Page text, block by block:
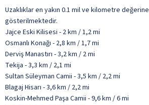
Uzaklıklar en yakın 0.1 mil ve kilometre
gösterilmektedir.
Jajce Eski Kilisesi - 2 km / 1,2 mi
Osmanlı Konağı - 2,8 km / 1,7 mi
Derviş Manastırı - 3,2 km / 2 mi
Tekija - 3,3 km / 2,1 mi
Sultan Süleyman Camii - 3,5 km / 2,2 mi
Blagaj Hisarı - 3,6 km / 2,2 mi
Koskin-Mehmed Paşa Camii - 9,6 km / 6 mi